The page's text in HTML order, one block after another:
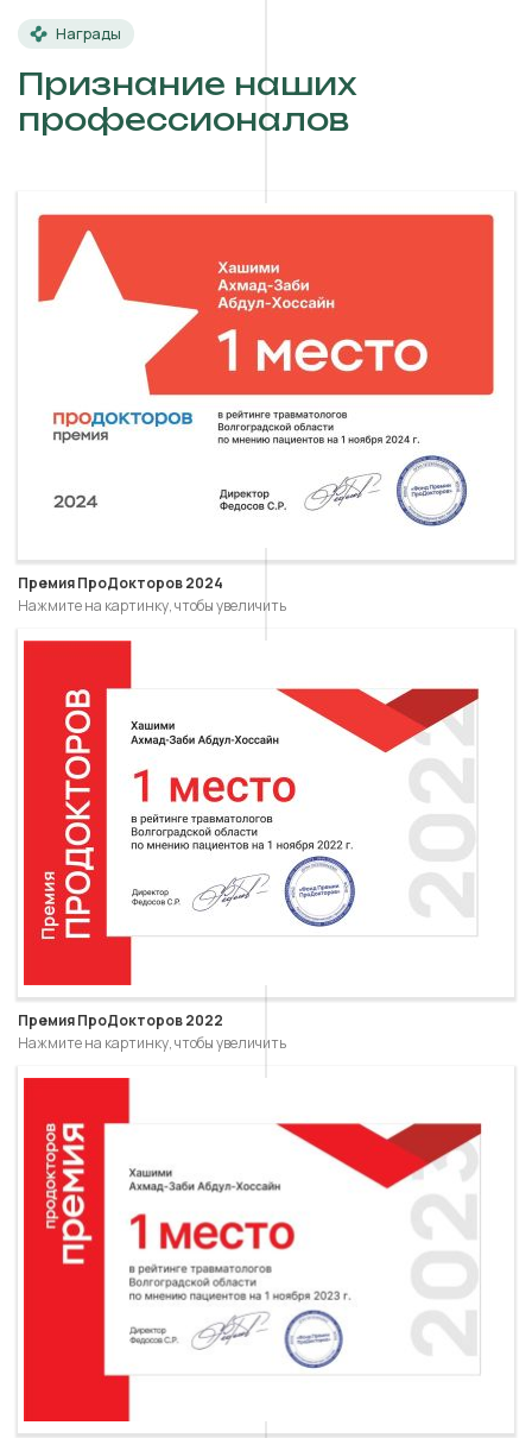
Награды
Признание наших
профессионалов
Премия ПроДокторов 2024
Нажмите на картинку, чтобы увеличить
Премия ПроДокторов 2022
Нажмите на картинку, чтобы увеличить